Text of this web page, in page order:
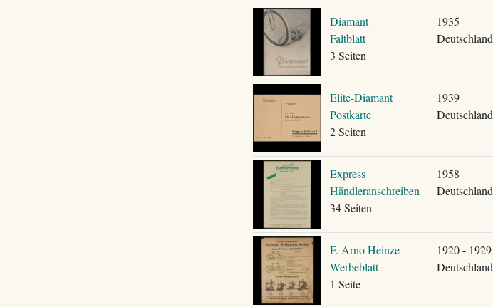
Diamant
Faltblatt
3 Seiten
1935
Deutschland
Elite-Diamant
Postkarte
2 Seiten
1939
Deutschland
Express
Händleranschreiben
34 Seiten
1958
Deutschland
F. Arno Heinze
Werbeblatt
1 Seite
1920 - 1929
Deutschland